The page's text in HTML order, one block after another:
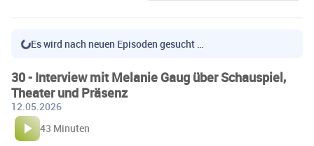
Es wird nach neuen Episoden gesucht …
30 - Interview mit Melanie Gaug über Schauspiel,
Theater und Präsenz
12.05.2026
43 Minuten